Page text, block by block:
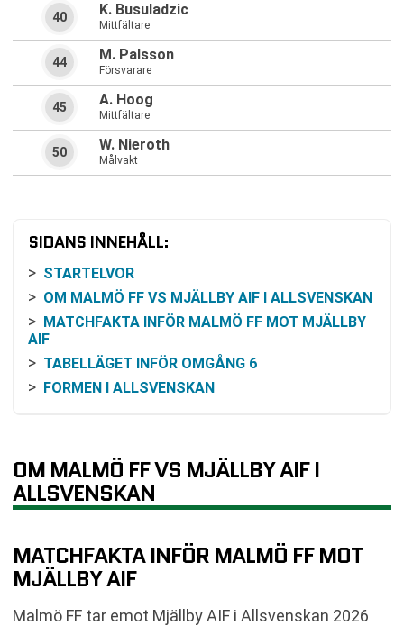
K. Busuladzic
Mittfältare
40
M. Palsson
Försvarare
44
A. Hoog
Mittfältare
45
W. Nieroth
Målvakt
50
SIDANS INNEHÅLL:
STARTELVOR
OM MALMÖ FF VS MJÄLLBY AIF I ALLSVENSKAN
MATCHFAKTA INFÖR MALMÖ FF MOT MJÄLLBY
AIF
TABELLÄGET INFÖR OMGÅNG 6
FORMEN I ALLSVENSKAN
SÅ KAN DU FÖLJA MATCHEN
KLUBBARNA I KORTHET
VAD MATCHEN GÄLLER I PRAKTIKEN
AIF
TABELL
OM MALMÖ FF VS MJÄLLBY AIF I
ALLSVENSKAN
MATCHFAKTA INFÖR MALMÖ FF MOT
MJÄLLBY AIF
Malmö FF tar emot Mjällby AIF i Allsvenskan 2026